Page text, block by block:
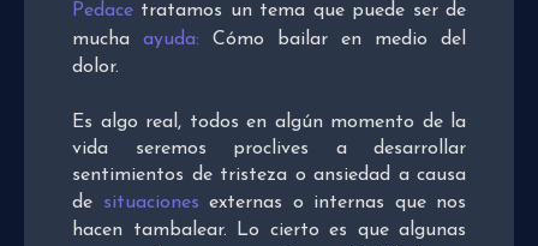
Pedace tratamos un tema que puede ser de
mucha ayuda: Cómo bailar en medio del
dolor.
Es algo real, todos en algún momento de la
vida seremos proclives a desarrollar
sentimientos de tristeza o ansiedad a causa
de situaciones externas o internas que nos
hacen tambalear. Lo cierto es que algunas